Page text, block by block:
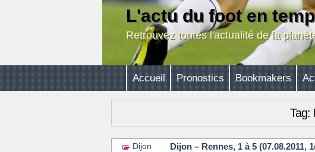
L'actu du foot en
Retrouvez toutes l'actualité de la
Accueil Pronostics Bookmakers
Tag:
Dijon Dijon – Rennes, 1 à 5 (07.08.2011,